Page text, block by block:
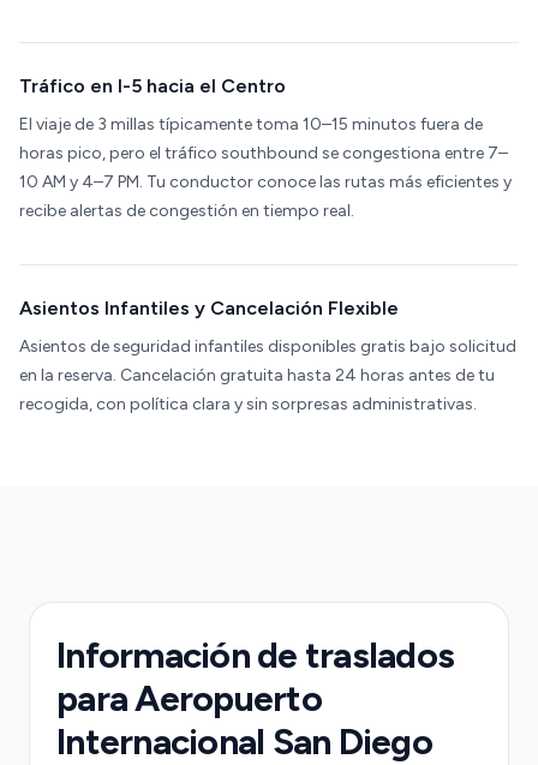
Tráfico en I-5 hacia el Centro
El viaje de 3 millas típicamente toma 10–15 minutos fuera de
horas pico, pero el tráfico southbound se congestiona entre 7–
10 AM y 4–7 PM. Tu conductor conoce las rutas más eficientes y
recibe alertas de congestión en tiempo real.
Asientos Infantiles y Cancelación Flexible
Asientos de seguridad infantiles disponibles gratis bajo solicitud
en la reserva. Cancelación gratuita hasta 24 horas antes de tu
recogida, con política clara y sin sorpresas administrativas.
Información de traslados
para Aeropuerto
Internacional San Diego